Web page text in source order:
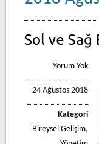
Sol ve Sağ
Yorum Yok
24 Ağustos 2018
Kategori
Bireysel Gelişim,